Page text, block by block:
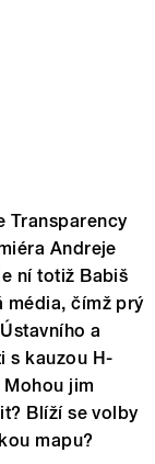
Transparency
Andreje
ní totiž Babiš
média, čímž prý
a
s kauzou H-
jim
Blíží se volby
mapu?